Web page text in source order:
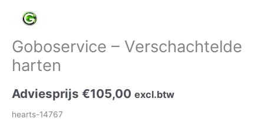
Goboservice – Verschachtelde
harten
Adviesprijs €105,00 excl.btw
hearts-14767